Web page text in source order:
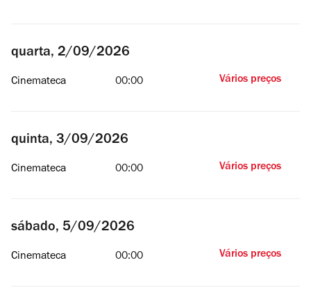
quarta, 2/09/2026
Cinemateca 00:00 Vários preços
quinta, 3/09/2026
Cinemateca 00:00 Vários preços
sábado, 5/09/2026
Cinemateca 00:00 Vários preços